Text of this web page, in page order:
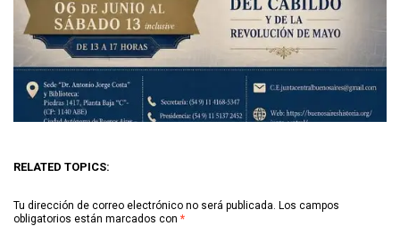
RELATED TOPICS:
Tu dirección de correo electrónico no será publicada. Los campos
obligatorios están marcados con *